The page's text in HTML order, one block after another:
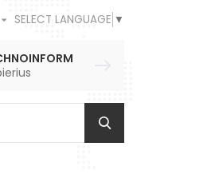
SELECT LANGUAGE ▼